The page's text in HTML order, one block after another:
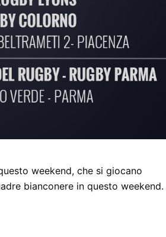
weekend, che si giocano
bianconere in questo weekend.